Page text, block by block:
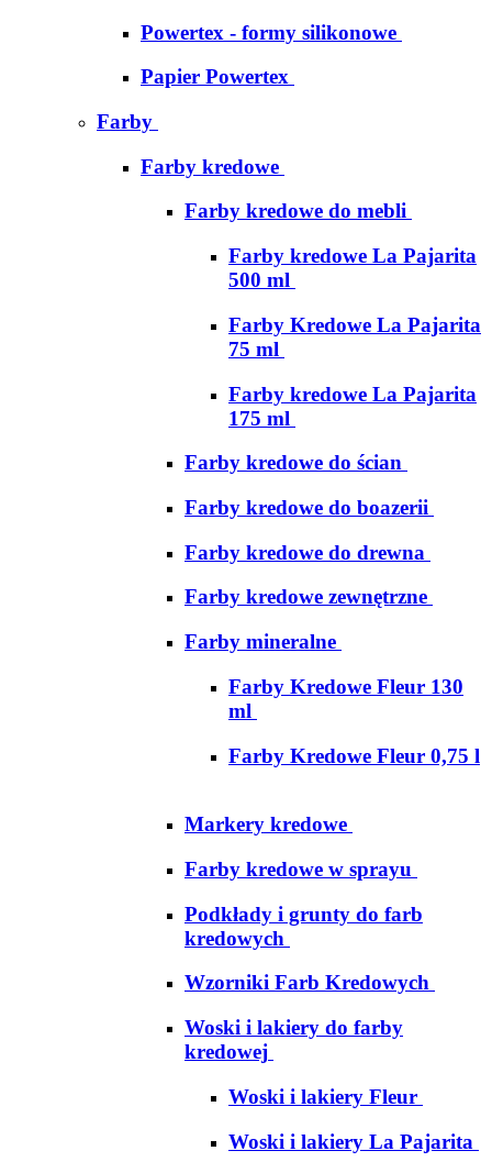
Powertex - formy silikonowe
Papier Powertex
Farby
Farby kredowe
Farby kredowe do mebli
Farby kredowe La Pajarita
500 ml
Farby Kredowe La Pajarita
75 ml
Farby kredowe La Pajarita
175 ml
Farby kredowe do ścian
Farby kredowe do boazerii
Farby kredowe do drewna
Farby kredowe zewnętrzne
Farby mineralne
Farby Kredowe Fleur 130
ml
Farby Kredowe Fleur 0,75 l
Markery kredowe
Farby kredowe w sprayu
Podkłady i grunty do farb
kredowych
Wzorniki Farb Kredowych
Woski i lakiery do farby
kredowej
Woski i lakiery Fleur
Woski i lakiery La Pajarita